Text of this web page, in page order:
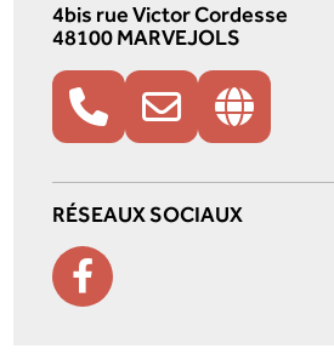
4bis rue Victor Cordesse
48100 MARVEJOLS
RÉSEAUX SOCIAUX